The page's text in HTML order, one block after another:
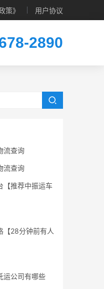
策》 用户协议
2890
流查询
流查询
【推荐中振运车
【28分钟前有人
运公司有哪些